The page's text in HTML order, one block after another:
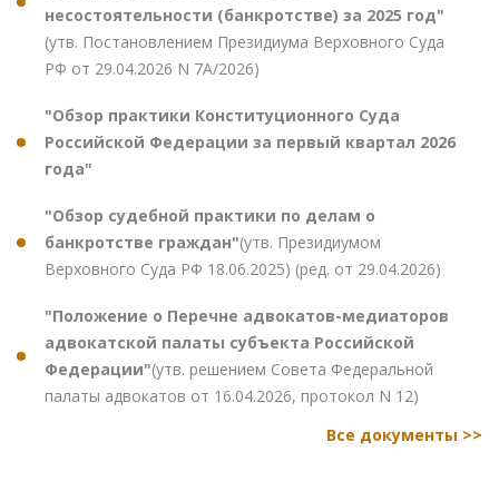
несостоятельности (банкротстве) за 2025 год"
(утв. Постановлением Президиума Верховного Суда
РФ от 29.04.2026 N 7А/2026)
"Обзор практики Конституционного Суда
Российской Федерации за первый квартал 2026
года"
"Обзор судебной практики по делам о
банкротстве граждан"(утв. Президиумом
Верховного Суда РФ 18.06.2025) (ред. от 29.04.2026)
"Положение о Перечне адвокатов-медиаторов
адвокатской палаты субъекта Российской
Федерации"(утв. решением Совета Федеральной
палаты адвокатов от 16.04.2026, протокол N 12)
Все документы >>